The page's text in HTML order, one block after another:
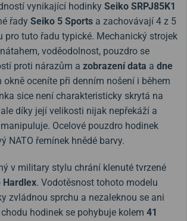
vynikající hodinky Seiko SRPJ85K1
řady Seiko 5 Sports a zachovávají 4 z 5
pro tuto řadu typické. Mechanický strojek
voděodolnost, pouzdro se
proti nárazům a zobrazení data a dne
okně oceníte při denním nošení i během
sice není charakteristicky skrytá na
díky její velikosti nijak nepřekáží a
Ocelové pouzdro hodinek
NATO řemínek hnědé barvy.
v military stylu chrání klenuté tvrzené
Hardlex. Vodotěsnost tohoto modelu
zvládnou sprchu a nezaleknou se ani
hodinek se pohybuje kolem 41